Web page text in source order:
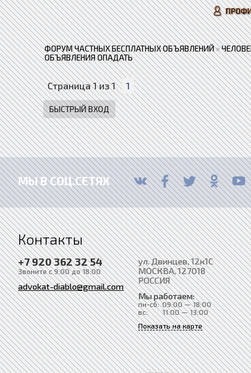
ФОРУМ ЧАСТНЫХ БЕСПЛАТНЫХ ОБЪЯВЛЕНИЙ»
ОБЪЯВЛЕНИЯ ОПАДАТЬ
Страница1из1
1
МЫ В СОЦ.СЕТЯХ
Контакты
+7 920 362 32 54
Звоните с 9:00 до 18:00
advokat-diablo@gmail.com
ул. Двинцев, 12к1С
МОСКВА, 127018
РОССИЯ
Мы работаем:
пн-сб: 09:00 — 18:00
вс:
11:00 — 13:00
Показать на карте